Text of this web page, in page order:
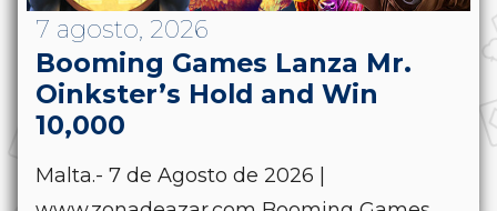
7 agosto, 2026
Booming Games Lanza Mr.
Oinkster’s Hold and Win
10,000
Malta.- 7 de Agosto de 2026 |